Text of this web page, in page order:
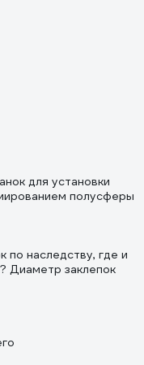
для установки
полусферы
наследству, где и
Диаметр заклепок